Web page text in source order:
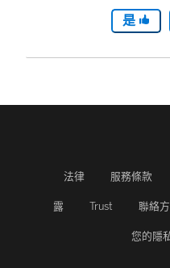
是
法律 服務條款
露 Trust 聯絡
您的隱